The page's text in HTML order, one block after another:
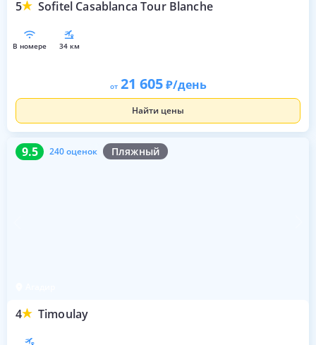
5 Sofitel Casablanca Tour Blanche
в номере 34 км
от 21 605 /день
Найти цены
9.5 240 оценок Пляжный
4 Timoulay
9.5 240 оценок